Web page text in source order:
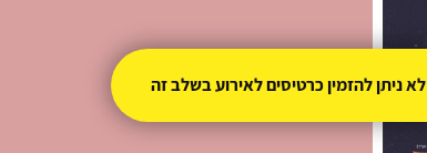
לא ניתן להזמין כרטיסים לאירוע בשלב זה